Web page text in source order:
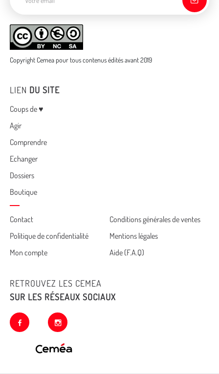
Copyright Cemea pour tous contenus édités avant 2019
LIEN DU SITE
Menu
Coups de ♥
Agir
Comprendre
Echanger
Dossiers
Boutique
Cemea
footer
Contact
Conditions générales de ventes
Politique de confidentialité
Mentions légales
Mon compte
Aide (F.A.Q)
RETROUVEZ LES CEMEA
SUR LES RÉSEAUX SOCIAUX
facebook instagram